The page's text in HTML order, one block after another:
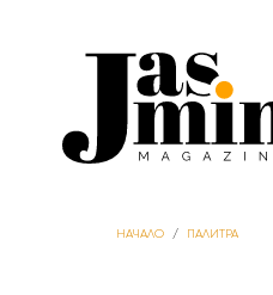
НАЧАЛО / ПАЛИТРА